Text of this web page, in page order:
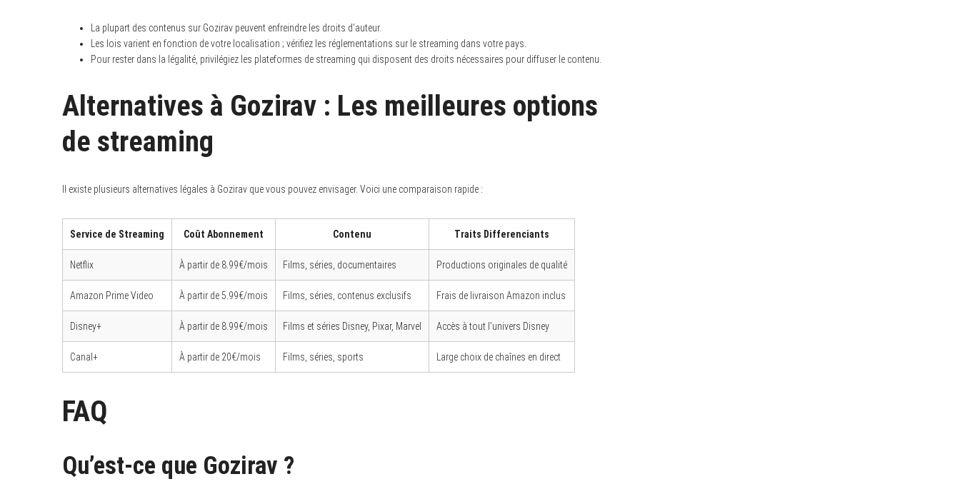
La plupart des contenus sur Gozirav peuvent enfreindre les droits d’auteur.
Les lois varient en fonction de votre localisation ; vérifiez les réglementations sur le streaming dans votre pays.
Pour rester dans la légalité, privilégiez les plateformes de streaming qui disposent des droits nécessaires pour diffuser le contenu.
Alternatives à Gozirav : Les meilleures options
de streaming
Il existe plusieurs alternatives légales à Gozirav que vous pouvez envisager. Voici une comparaison rapide :
Service de Streaming Coût Abonnement Contenu Traits Differenciants
Netflix À partir de 8.99€/mois Films, séries, documentaires Productions originales de qualité
Amazon Prime Video À partir de 5.99€/mois Films, séries, contenus exclusifs Frais de livraison Amazon inclus
Disney+ À partir de 8.99€/mois Films et séries Disney, Pixar, Marvel Accès à tout l’univers Disney
Canal+ À partir de 20€/mois Films, séries, sports Large choix de chaînes en direct
FAQ
Qu’est-ce que Gozirav ?
r
: